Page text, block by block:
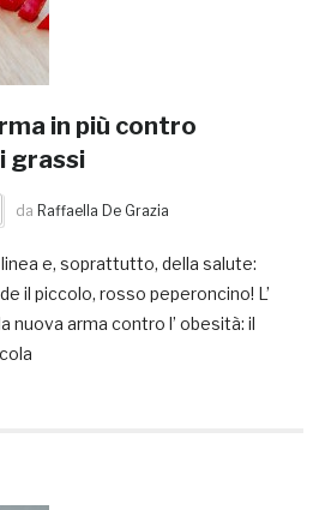
in più contro
grassi
da Raffaella De Grazia
e, soprattutto, della salute:
il piccolo, rosso peperoncino! L’
nuova arma contro l’ obesità: il